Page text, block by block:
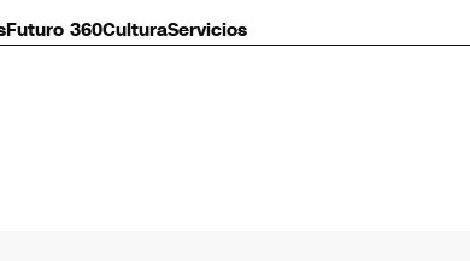
Futuro 360CulturaServicios